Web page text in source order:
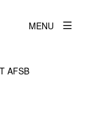
MENU
AFSB